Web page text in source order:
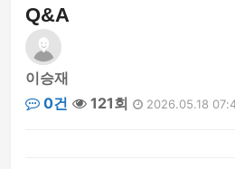
books
drugoe
javascript
Q&A
이승재
0건
121회 2026.05.18